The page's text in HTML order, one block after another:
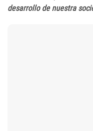
desarrollo de nuestra